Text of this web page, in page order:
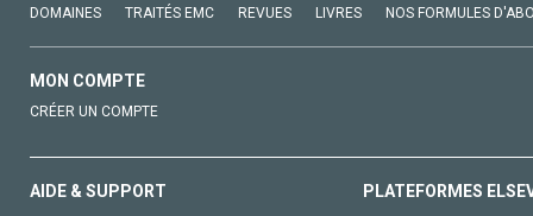
DOMAINES TRAITÉS EMC REVUES LIVRES NOS FORMULES
MON COMPTE
CRÉER UN COMPTE
AIDE & SUPPORT PLATEFORMES